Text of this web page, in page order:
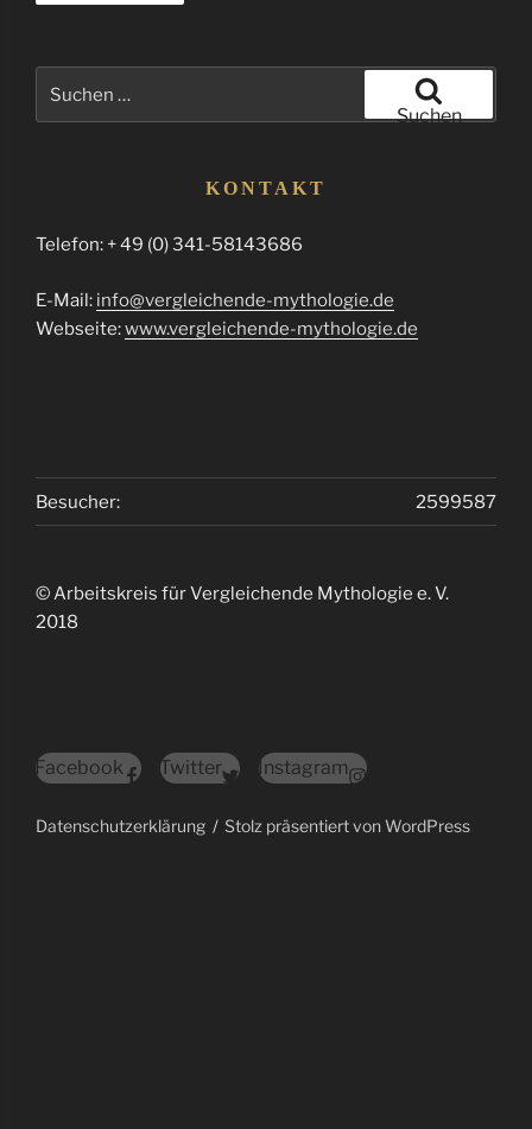
Suchen
KONTAKT
Telefon: + 49 (0) 341-58143686
E-Mail: info@vergleichende-mythologie.de
Webseite:www.vergleichende-mythologie.de
2599587
Besucher:
© Arbeitskreis für Vergleichende Mythologie e. V.
2018
Facebook Twitter Instagram
Datenschutzerklärung Stolz präsentiert von WordPress